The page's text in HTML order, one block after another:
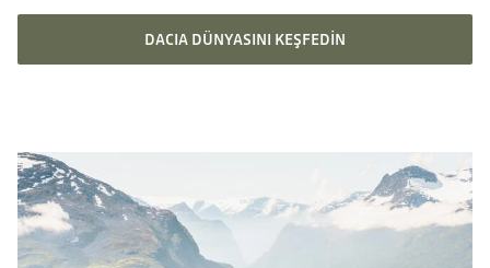
DACIA DÜNYASINI KEŞFEDIN